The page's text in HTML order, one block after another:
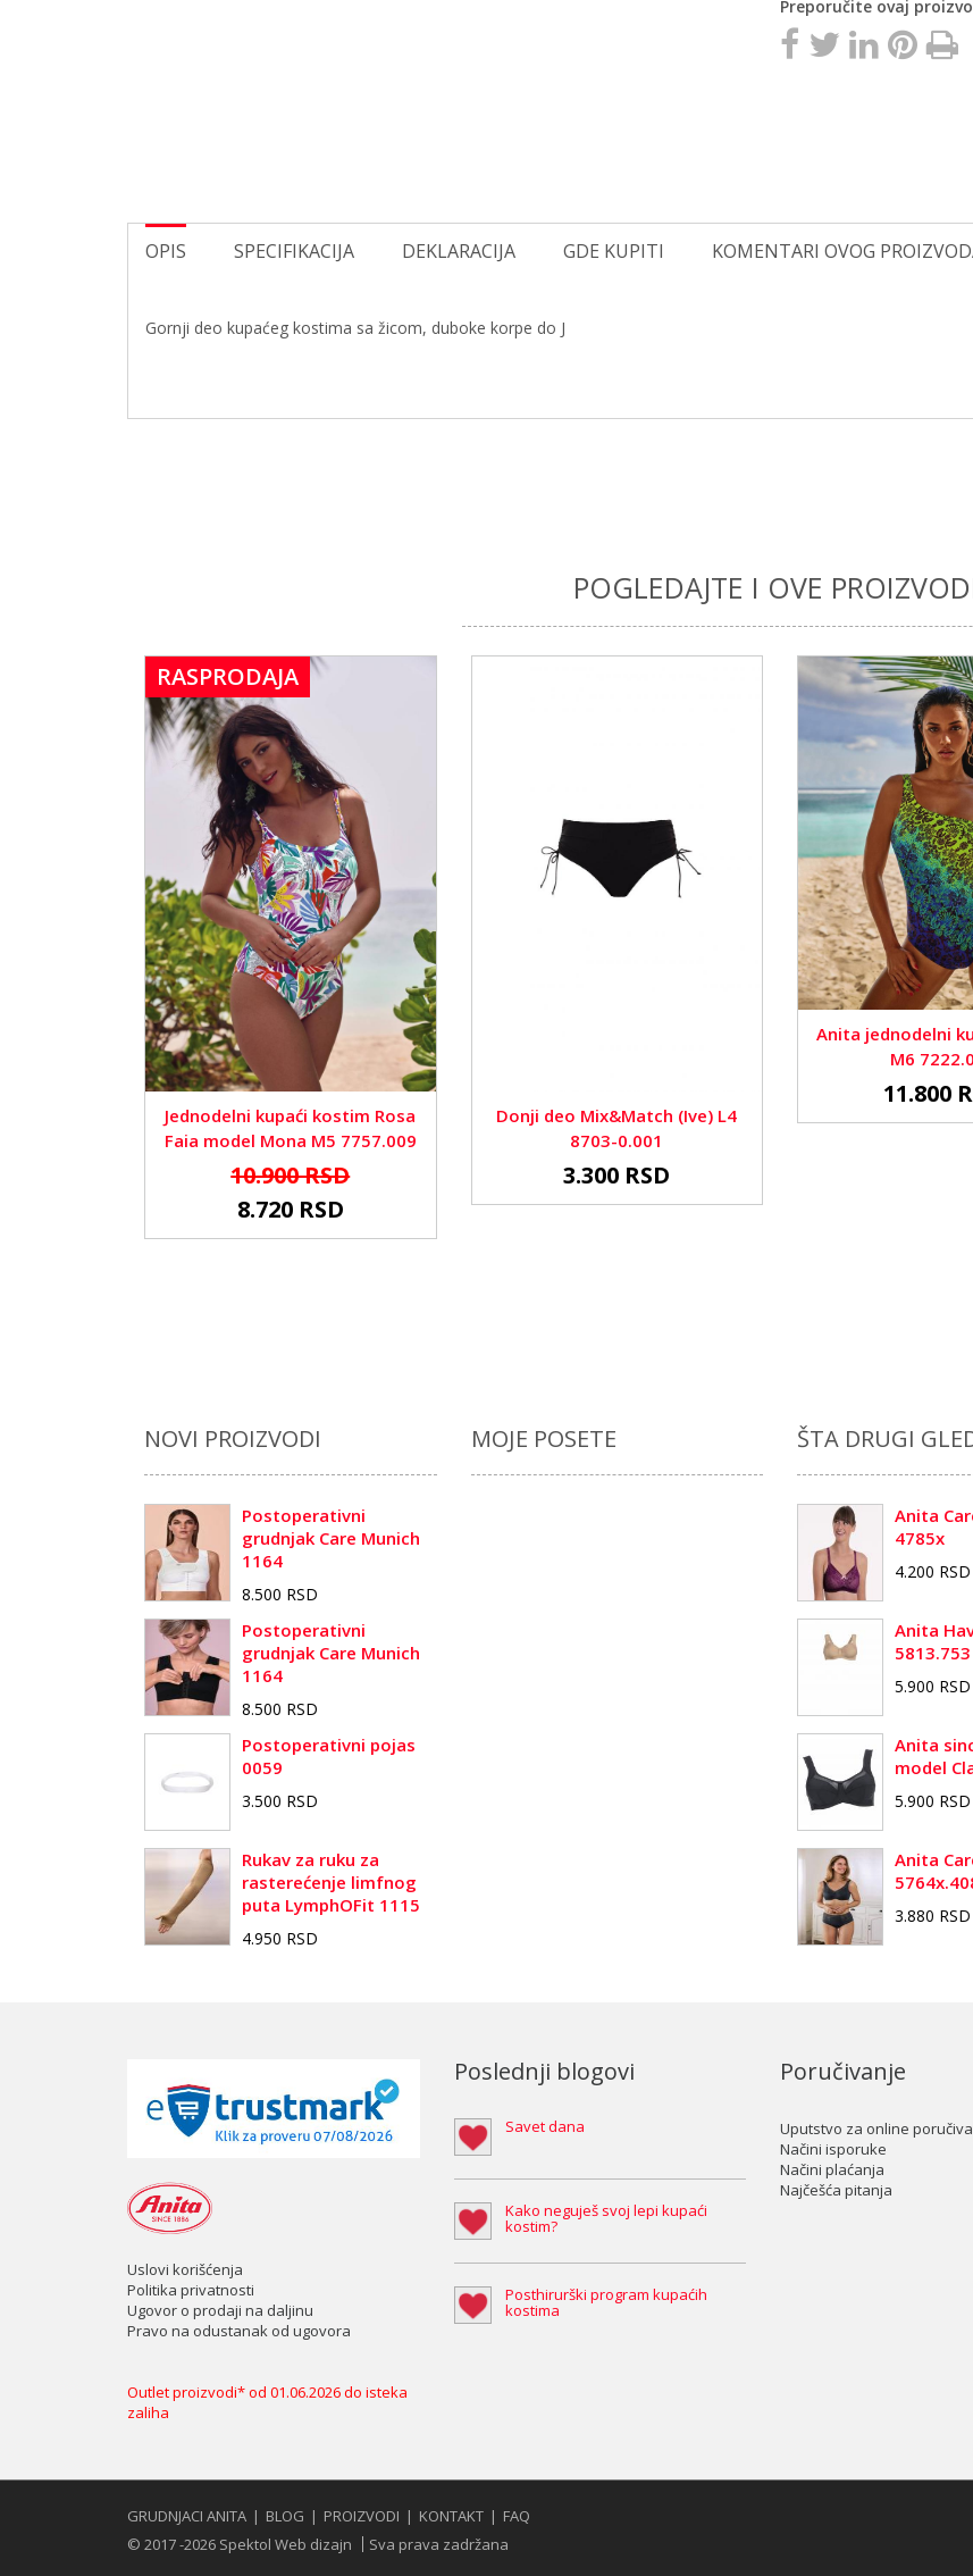
Preporučite ovaj
OPIS SPECIFIKACIJA DEKLARACIJA GDE KUPITI KOMENTARI OVOG
Gornji deo kupaćeg kostima sa žicom, duboke korpe do J
POGLEDAJTE I OVE
RASPRODAJA
Jednodelni kupaći kostim Rosa
Faia model Mona M5 7757.009
10.900 RSD
8.720 RSD
Donji deo Mix&Match (Ive) L4
8703-0.001
3.300 RSD
Anita jednodelni
M6
11.800
NOVI PROIZVODI
Postoperativni
grudnjak Care Munich
1164
8.500 RSD
Postoperativni
grudnjak Care Munich
1164
8.500 RSD
Postoperativni pojas
0059
3.500 RSD
Rukav za ruku za
rasterećenje limfnog
puta LymphOFit 1115
4.950 RSD
MOJE POSETE ŠTA DRUGI
Anita
4785x
4.200 RSD
Anita
5813.753
5.900 RSD
Anita
model
5.900 RSD
Anita
3.880 RSD
Uslovi korišćenja
Politika privatnosti
Ugovor o prodaji na daljinu
Pravo na odustanak od ugovora
Outlet proizvodi* od 01.06.2026 do isteka
zaliha
Poslednji blogovi
Savet dana
Kako neguješ svoj lepi kupaći
kostim?
Posthirurški program kupaćih
kostima
Poručivanje
Uputstvo za online
Načini isporuke
Načini plaćanja
Najčešća pitanja
GRUDNJACI ANITA BLOG PROIZVODI KONTAKT
FAQ
© 2017 -2026 Spektol Web dizajn
Sva prava zadržana